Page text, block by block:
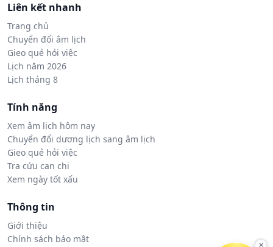
Liên kết nhanh
Trang chủ
Chuyển đổi âm lịch
Gieo quẻ hỏi việc
Lịch năm 2026
Lịch tháng 8
Tính năng
Xem âm lịch hôm nay
Chuyển đổi dương lịch sang âm lịch
Gieo quẻ hỏi việc
Tra cứu can chi
Xem ngày tốt xấu
Thông tin
Giới thiệu
Chính sách bảo mật
×